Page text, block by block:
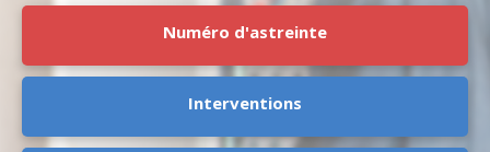
Numéro d'astreinte
Interventions